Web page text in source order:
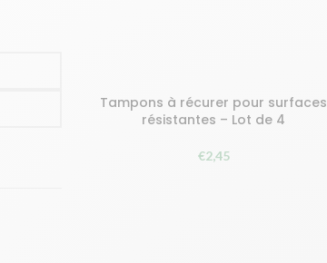
AJOUTER AU PANIER
Tampons à récurer pour surfaces
résistantes – Lot de 4
€2,45